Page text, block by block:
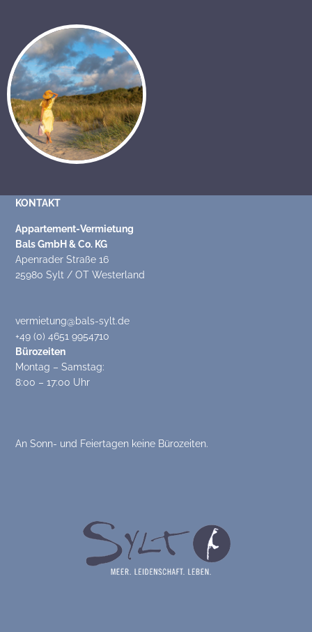
KONTAKT
Appartement-Vermietung
Bals GmbH & Co. KG
Apenrader Straße 16
25980 Sylt / OT Westerland
vermietung@bals-sylt.de
+49 (0) 4651 9954710
Bürozeiten
Montag – Samstag:
8:00 – 17:00 Uhr
An Sonn- und Feiertagen keine Bürozeiten.